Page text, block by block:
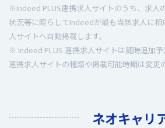
※Indeed PLUS連携求人サイトのうち、求人
状況等に照らしてIndeedが最も当該求人に相
人サイトへ自動掲載します。
※ Indeed PLUS 連携求人サイトは随時追加
連携求人サイトの種類や掲載可能時期は変更
ネオキャリ